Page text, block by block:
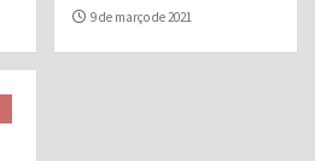
9 de março de 2021